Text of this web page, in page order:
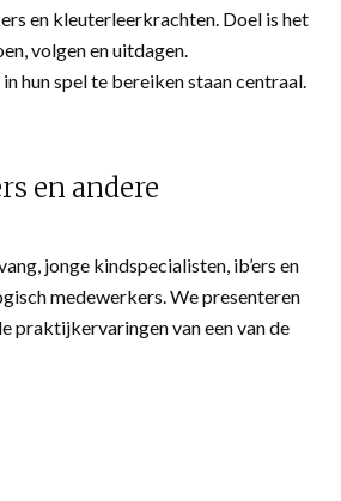
en kleuterleerkrachten. Doel is het
volgen en uitdagen.
hun spel te bereiken staan centraal.
en andere
jonge kindspecialisten, ib’ers en
medewerkers. We presenteren
praktijkervaringen van een van de